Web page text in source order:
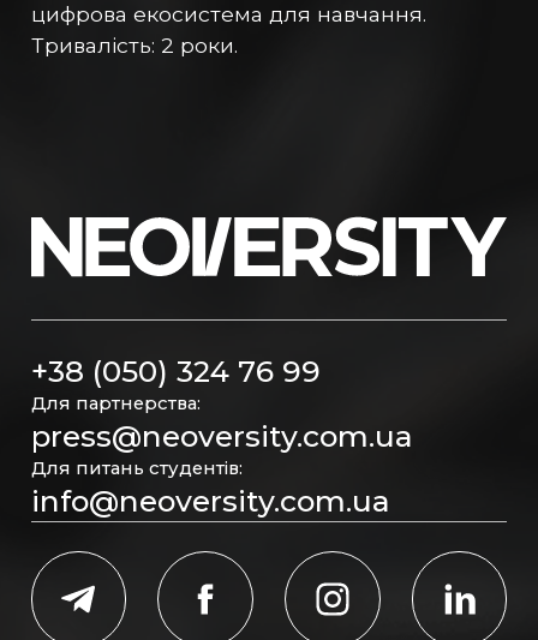
цифрова екосистема для навчання.
Тривалість: 2 роки.
+38 (050) 324 76 99
Для партнерства:
press@neoversity.com.ua
Для питань студентів:
info@neoversity.com.ua